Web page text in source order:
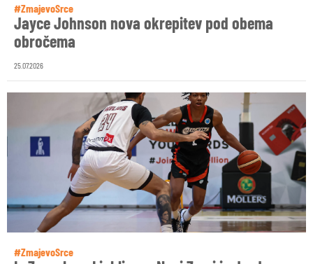
#ZmajevoSrce
Jayce Johnson nova okrepitev pod obema
obročema
25.07.2026
#ZmajevoSrce